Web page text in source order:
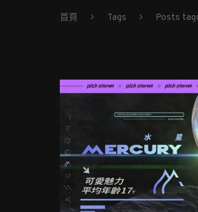
首頁 Tags Posts